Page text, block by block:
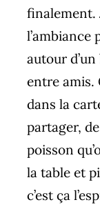
finalement.
l’ambiance
autour
entre amis.
dans la
partager,
poisson
la table et
c’est ça